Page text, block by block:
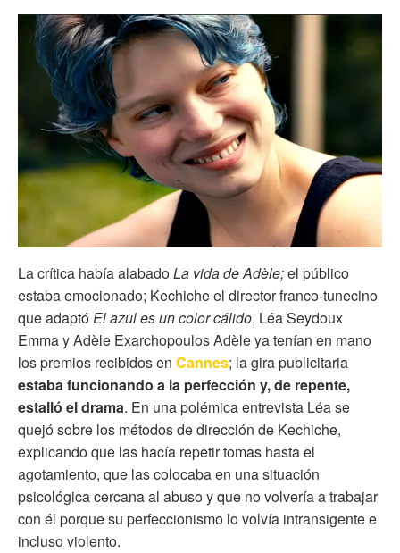
La crítica había alabadoLa vida de Adèle;el público
estaba emocionado; Kechiche el director franco-tunecino
que adaptóEl azul es un color cálido, Léa Seydoux
Emma y Adèle Exarchopoulos Adèle ya tenían en mano
los premios recibidos en Cannes; la gira publicitaria
estaba funcionando a la perfección y, de repente,
estalló el drama. En una polémica entrevista Léa se
quejó sobre los métodos de dirección de Kechiche,
explicando que las hacía repetir tomas hasta el
agotamiento, que las colocaba en una situación
psicológica cercana al abuso y que no volvería a trabajar
con él porque su perfeccionismo lo volvía intransigente e
incluso violento.